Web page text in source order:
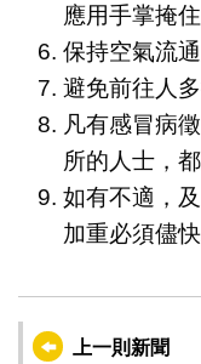
應用手掌掩住
保持空氣流
避免前往人
凡有感冒病
所的人士，
如有不適，
加重必須儘快
上一則新聞